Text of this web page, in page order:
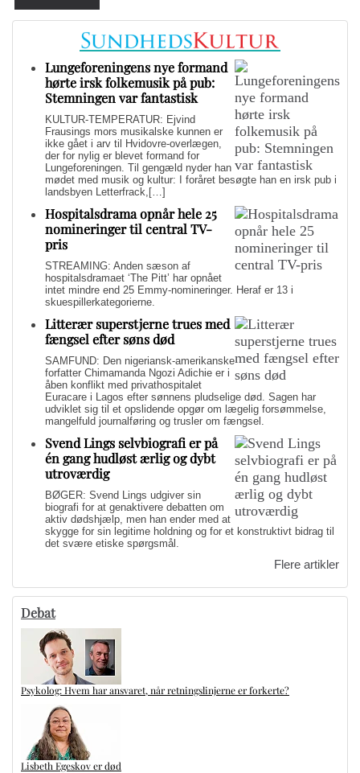
Lungeforeningens nye formand
hørte irsk folkemusik på pub:
Stemningen var fantastisk
KULTUR-TEMPERATUR: Ejvind
Frausings mors musikalske kunnen er
ikke gået i arv til Hvidovre-overlægen,
der for nylig er blevet formand for
Lungeforeningen. Til gengæld nyder han
mødet med musik og kultur: I foråret besøgte han en irsk pub i
landsbyen Letterfrack,[…]
Hospitalsdrama opnår hele 25
nomineringer til central TV-
pris
STREAMING: Anden sæson af
hospitalsdramaet ‘The Pitt’ har opnået
intet mindre end 25 Emmy-nomineringer. Heraf er 13 i
skuespillerkategorierne.
Litterær superstjerne trues med
fængsel efter søns død
SAMFUND: Den nigeriansk-amerikanske
forfatter Chimamanda Ngozi Adichie er i
åben konflikt med privathospitalet
Euracare i Lagos efter sønnens pludselige død. Sagen har
udviklet sig til et opslidende opgør om lægelig forsømmelse,
mangelfuld journalføring og trusler om fængsel.
Svend Lings selvbiografi er på
én gang hudløst ærlig og dybt
utroværdig
BØGER: Svend Lings udgiver sin
biografi for at genaktivere debatten om
aktiv dødshjælp, men han ender med at
skygge for sin legitime holdning og for et konstruktivt bidrag til
det svære etiske spørgsmål.
Flere artikler
Debat
Psykolog: Hvem har ansvaret, når retningslinjerne er forkerte?
Lisbeth Egeskov er død